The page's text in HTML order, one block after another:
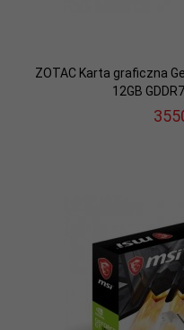
ZOTAC Karta graficzna
12GB